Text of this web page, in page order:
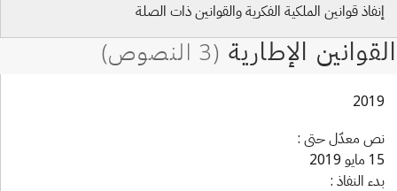
قوانين الملكية الفكرية والقوانين ذات الصلة
معدّل حتى :
النفاذ :